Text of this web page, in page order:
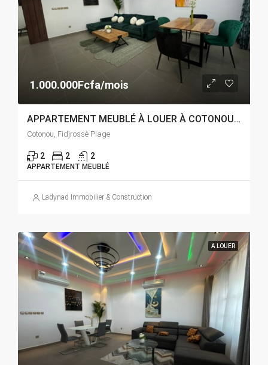
1.000.000Fcfa/mois
APPARTEMENT MEUBLÉ À LOUER À COTONOU FIDJROSSÈ PLAGE
Cotonou, Fidjrossè Plage
2 2 2
APPARTEMENT MEUBLÉ
Ladynad Immobilier & Construction
A LOUER